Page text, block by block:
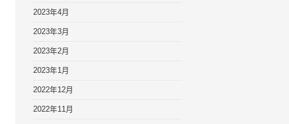
2023年4月
2023年3月
2023年2月
2023年1月
2022年12月
2022年11月